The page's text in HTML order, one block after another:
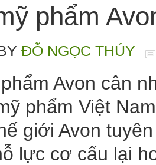
phẩm
ĐỖ NGỌC THÚY
Avon cân
phẩm Việt
giới Avon
lực cơ cấu lại